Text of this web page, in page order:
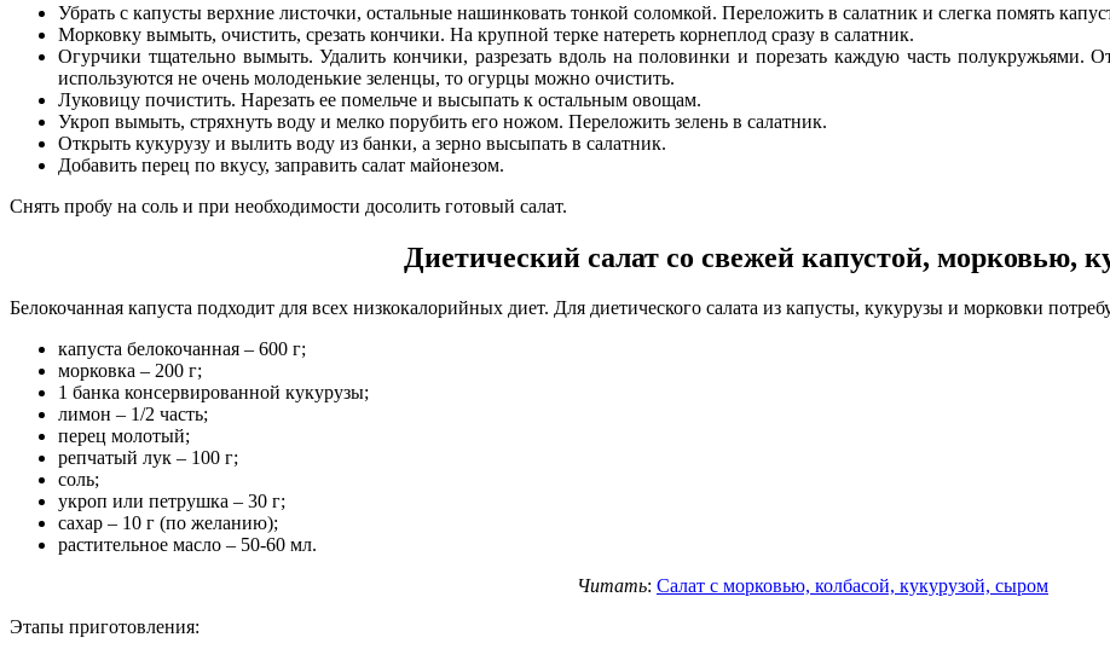
Убрать с капусты верхние листочки, остальные нашинковать тонкой соломкой. Переложить в салатник и слегка помять
Морковку вымыть, очистить, срезать кончики. На крупной терке натереть корнеплод сразу в салатник.
Огурчики тщательно вымыть. Удалить кончики, разрезать вдоль на половинки и порезать каждую часть полукружьями.
используются не очень молоденькие зеленцы, то огурцы можно очистить.
Луковицу почистить. Нарезать ее помельче и высыпать к остальным овощам.
Укроп вымыть, стряхнуть воду и мелко порубить его ножом. Переложить зелень в салатник.
Открыть кукурузу и вылить воду из банки, а зерно высыпать в салатник.
Добавить перец по вкусу, заправить салат майонезом.
Снять пробу на соль и при необходимости досолить готовый салат.
Диетический салат со свежей капустой, морковью,
Белокочанная капуста подходит для всех низкокалорийных диет. Для диетического салата из капусты, кукурузы и морковки
капуста белокочанная – 600 г;
морковка – 200 г;
1 банка консервированной кукурузы;
лимон – 1/2 часть;
перец молотый;
репчатый лук – 100 г;
соль;
укроп или петрушка – 30 г;
сахар – 10 г (по желанию);
растительное масло – 50-60 мл.
Читать: Салат с морковью, колбасой, кукурузой, сыром
Этапы приготовления: